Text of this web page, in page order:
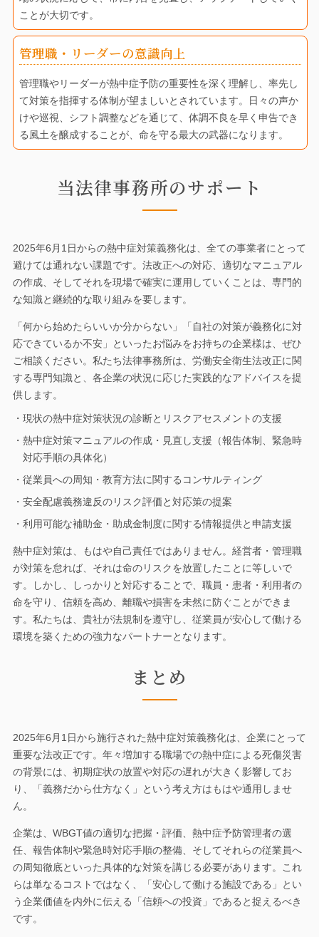
ことが大切です。
管理職・リーダーの意識向上
管理職やリーダーが熱中症予防の重要性を深く理解し、率先し
て対策を指揮する体制が望ましいとされています。日々の声か
けや巡視、シフト調整などを通じて、体調不良を早く申告でき
る風土を醸成することが、命を守る最大の武器になります。
当法律事務所のサポート
2025年6月1日からの熱中症対策義務化は、全ての事業者にとって
避けては通れない課題です。法改正への対応、適切なマニュアル
の作成、そしてそれを現場で確実に運用していくことは、専門的
な知識と継続的な取り組みを要します。
「何から始めたらいいか分からない」「自社の対策が義務化に対
応できているか不安」といったお悩みをお持ちの企業様は、ぜひ
ご相談ください。私たち法律事務所は、労働安全衛生法改正に関
する専門知識と、各企業の状況に応じた実践的なアドバイスを提
供します。
・現状の熱中症対策状況の診断とリスクアセスメントの支援
・熱中症対策マニュアルの作成・見直し支援（報告体制、緊急時
対応手順の具体化）
・従業員への周知・教育方法に関するコンサルティング
・安全配慮義務違反のリスク評価と対応策の提案
・利用可能な補助金・助成金制度に関する情報提供と申請支援
熱中症対策は、もはや自己責任ではありません。経営者・管理職
が対策を怠れば、それは命のリスクを放置したことに等しいで
す。しかし、しっかりと対応することで、職員・患者・利用者の
命を守り、信頼を高め、離職や損害を未然に防ぐことができま
す。私たちは、貴社が法規制を遵守し、従業員が安心して働ける
環境を築くための強力なパートナーとなります。
まとめ
2025年6月1日から施行された熱中症対策義務化は、企業にとって
重要な法改正です。年々増加する職場での熱中症による死傷災害
の背景には、初期症状の放置や対応の遅れが大きく影響してお
り、「義務だから仕方なく」という考え方はもはや通用しませ
ん。
企業は、WBGT値の適切な把握・評価、熱中症予防管理者の選
任、報告体制や緊急時対応手順の整備、そしてそれらの従業員へ
の周知徹底といった具体的な対策を講じる必要があります。これ
らは単なるコストではなく、「安心して働ける施設である」とい
う企業価値を内外に伝える「信頼への投資」であると捉えるべき
です。